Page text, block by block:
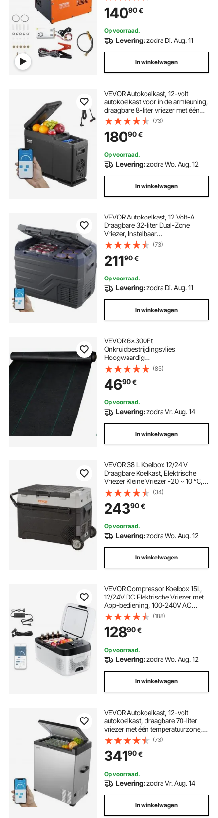
bedrijfscyclus Luchtpomp Hoge
prestatie-omvormer
Hogedrukpomp Luchtgeweer
14090€
Op voorraad.
Levering:zodra Di. Aug. 11
In winkelwagen
VEVOR Autokoelkast, 12-volt
autokoelkast voor in de armleuning,
draagbare 8-liter vriezer met één
temperatuurzone, instelbaar
temperatuurbereik van -20°C tot
20°C, 12/24V DC en 100-240V AC,
compressor koeler voor buiten,
kamperen
(73)
18090€
Op voorraad.
Levering:zodra Wo. Aug. 12
In winkelwagen
VEVOR Autokoelkast, 12 Volt-A
Draagbare 32-liter Dual-Zone
Vriezer, Instelbaar
Temperatuurbereik van -4℉ tot
68℉, 12/24V DC en 100-240V AC
Compressor Koeler voor Buiten,
Kamperen en Gebruik in de Camper
(73)
21190€
Op voorraad.
Levering:zodra Di. Aug. 11
In winkelwagen
VEVOR 6x300Ft
Onkruidbestrijdingsvlies
Hoogwaardig
onkruidbestrijdingsvlies Tuinvlies
Scheurvast
(85)
4690€
Op voorraad.
Levering:zodra Vr. Aug. 14
In winkelwagen
VEVOR 38 L Koelbox 12/24 V
Draagbare Koelkast, Elektrische
Vriezer Kleine Vriezer -20 ~ 10 ℃,
Elektrische Compressor Koelbox
820 x 470 x 440 mm voor Auto,
Camping, Vrachtwagen, Boot etc.
(34)
24390€
Op voorraad.
Levering:zodra Wo. Aug. 12
In winkelwagen
VEVOR Compressor Koelbox 15L,
12/24V DC Elektrische Vriezer met
App-bediening, 100-240V AC
Autokoelkast voor Kamperen,
Reizen, Vrachtwagens, Vissen,
60W Thermo-elektrische
Draagbare Koelbox
(188)
12890€
Op voorraad.
Levering:zodra Wo. Aug. 12
In winkelwagen
VEVOR Autokoelkast, 12-volt
autokoelkast, draagbare 70-liter
vriezer met één temperatuurzone,
instelbaar temperatuurbereik van
-4℉ tot 68℉, 12/24V DC en 100-
240V AC compressor koeler voor
buiten, kamperen en camperen
(73)
34190€
Op voorraad.
Levering:zodra Vr. Aug. 14
In winkelwagen